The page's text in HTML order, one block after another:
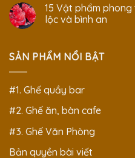
15 Vật phẩm
lộc và bình an
SẢN PHẨM NỔI BẬT
#1. Ghế quầy bar
#2. Ghế ăn, bàn cafe
#3. Ghế Văn Phòng
Bản quyền bài viết